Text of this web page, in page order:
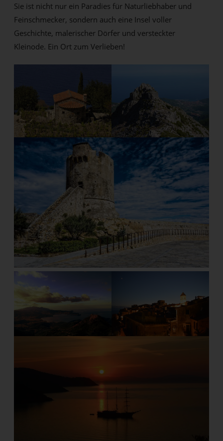
Sie ist nicht nur ein Paradies für Naturliebhaber und
Feinschmecker, sondern auch eine Insel voller
Geschichte, malerischer Dörfer und versteckter
Kleinode. Ein Ort zum Verlieben!